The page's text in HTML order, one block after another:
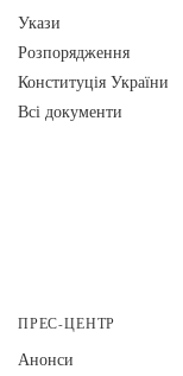
Укази
Розпорядження
Конституція України
Всі документи
ПРЕС-ЦЕНТР
Анонси